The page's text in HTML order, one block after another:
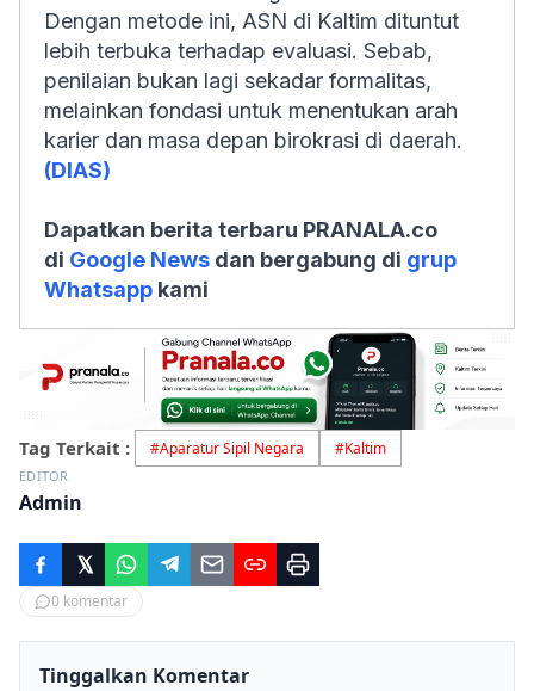
Dengan metode ini, ASN di Kaltim dituntut
lebih terbuka terhadap evaluasi. Sebab,
penilaian bukan lagi sekadar formalitas,
melainkan fondasi untuk menentukan arah
karier dan masa depan birokrasi di daerah.
(DIAS)
Dapatkan berita terbaru PRANALA.co
di Google News dan bergabung di grup
Whatsapp kami
Tag Terkait : #Aparatur Sipil Negara #Kaltim
EDITOR
Admin
0 komentar
Tinggalkan Komentar